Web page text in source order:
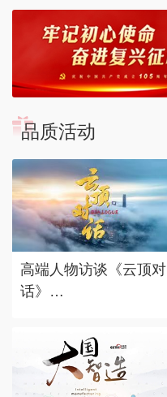
品质活动
高端人物访谈《云顶对
话》